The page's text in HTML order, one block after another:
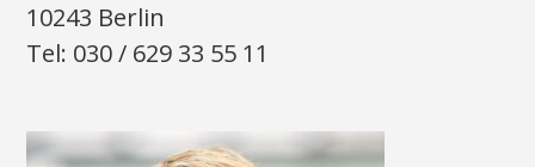
10243 Berlin
Tel: 030 / 629 33 55 11